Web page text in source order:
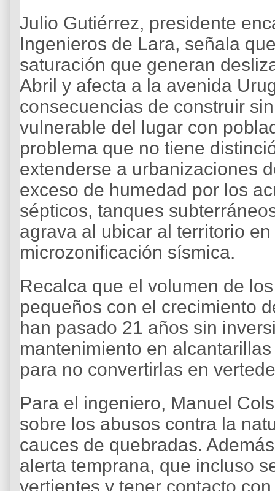
Julio Gutiérrez, presidente
Ingenieros de Lara, señala
saturación que generan
Abril y afecta a la avenida
consecuencias de construir
vulnerable del lugar con
problema que no tiene
extenderse a urbanizaciones
exceso de humedad por los
sépticos, tanques
agrava al ubicar al territorio
microzonificación sísmica.
Recalca que el volumen de
pequeños con el crecimiento
han pasado 21 años sin
mantenimiento en
para no convertirlas en
Para el ingeniero, Manuel
sobre los abusos contra la
cauces de quebradas.
alerta temprana, que incluso
vertientes y tener contacto